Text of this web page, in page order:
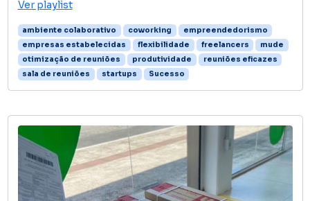
Ver playlist
ambiente colaborativo coworking
empreendedorismo
empresas estabelecidas
flexibilidade freelancers
mude
otimização de reuniões
produtividade
reuniões eficazes
sala de reuniões
startups Sucesso